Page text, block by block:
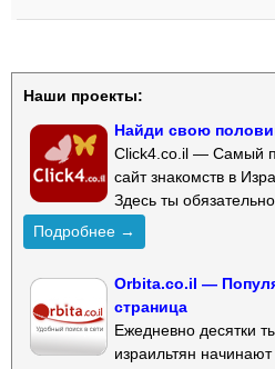
Наши проекты:
Найди свою
Click4.co.il — Самый
сайт знакомств в
Здесь ты
Подробнее →
Orbita.co.il —
страница
Ежедневно десятки
израильтян